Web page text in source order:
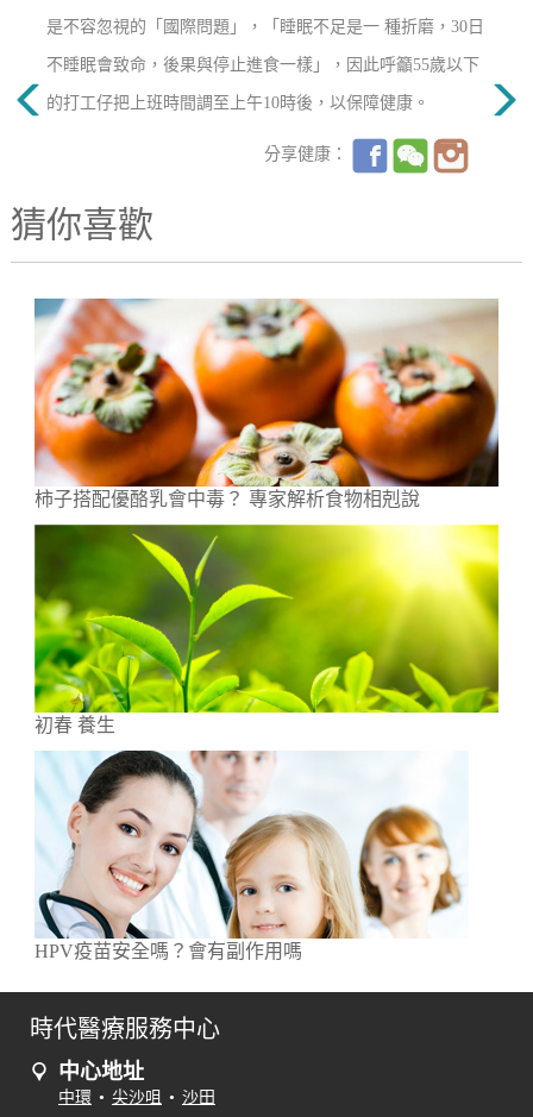
是不容忽視的「國際問題」，「睡眠不足是一 種折磨，30日
不睡眠會致命，後果與停止進食一樣」，因此呼籲55歲以下
的打工仔把上班時間調至上午10時後，以保障健康。
分享健康：
猜你喜歡
柿子搭配優酪乳會中毒？ 專家解析食物相剋說
初春 養生
HPV疫苗安全嗎？會有副作用嗎
時代醫療服務中心
中心地址
中環 • 尖沙咀 • 沙田